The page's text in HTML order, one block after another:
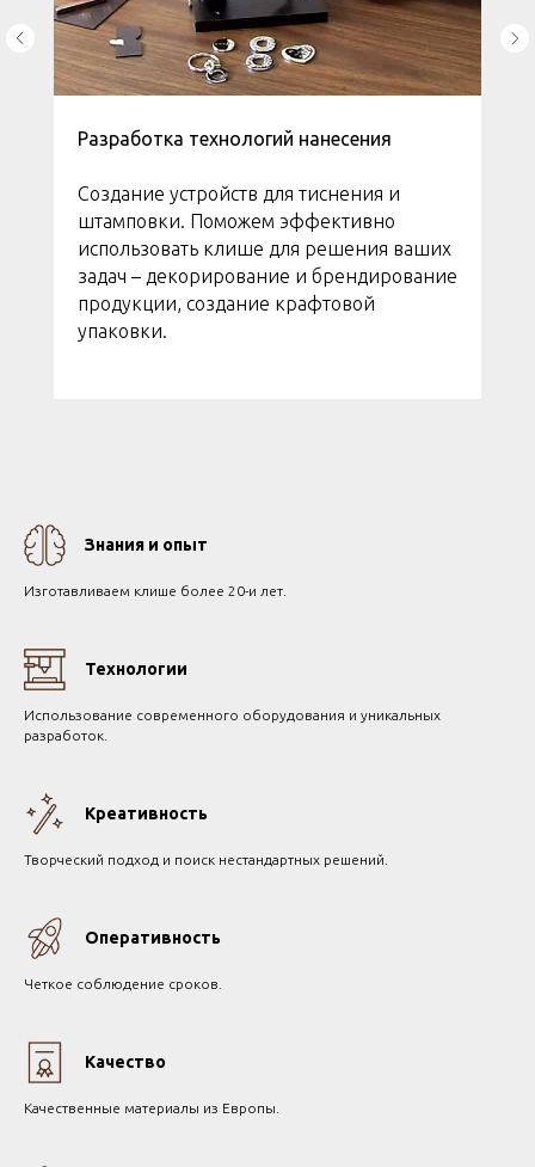
Разработка технологий нанесения
Создание устройств для тиснения и
штамповки. Поможем эффективно
использовать клише для решения ваших
задач – декорирование и брендирование
продукции, создание крафтовой
упаковки.
Знания и опыт
Изготавливаем клише более 20-и лет.
Технологии
Использование современного оборудования и уникальных
разработок.
Креативность
Творческий подход и поиск нестандартных решений.
Оперативность
Четкое соблюдение сроков.
Качество
Качественные материалы из Европы.